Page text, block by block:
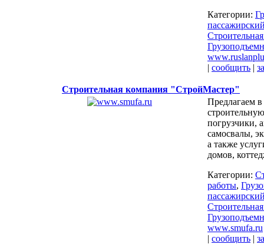
Категории:
| сообщить |
Строительная компания "СтройМастер"
Предлагаем в
погрузчики,
самосвалы,
а также
домов,
Категории:
работы,
www.smufa.ru
| сообщить |